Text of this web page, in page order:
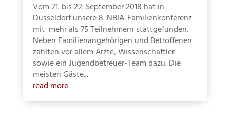
Vom 21. bis 22. September 2018 hat in
Düsseldorf unsere 8. NBIA-Familienkonferenz
mit mehr als 75 Teilnehmern stattgefunden.
Neben Familienangehörigen und Betroffenen
zählten vor allem Ärzte, Wissenschaftler
sowie ein Jugendbetreuer-Team dazu. Die
meisten Gäste...
read more